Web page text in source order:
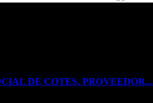
DE COTES, PROVEEDOR...